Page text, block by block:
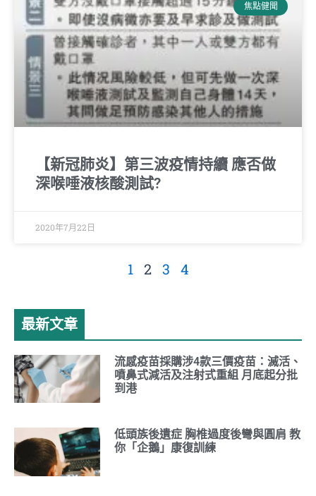
焦點健聞
【新冠肺炎】第三波疫情持續 應否做
深喉唾液核酸測試?
2020年7月22日
1 2 3 4
最新文章
流感疫苗採購涉4款三價疫苗：滅活、
噴鼻式減活及注射式重組 月底起分批
到港
低頭族後遺症 胸椎過度後彎與圓肩 教
你「企鵝」康復訓練